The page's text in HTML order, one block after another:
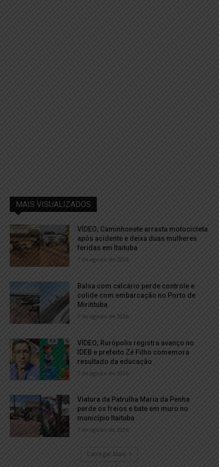
MAIS VISUALIZADOS
VÍDEO; Caminhonete arrasta motocicleta
após acidente e deixa duas mulheres
feridas em Itaituba
7 de agosto de 2026
Balsa com calcário perde controle e
colide com embarcação no Porto de
Miritituba
7 de agosto de 2026
VÍDEO; Rurópolis registra avanço no
IDEB e prefeito Zé Filho comemora
resultado da educação
7 de agosto de 2026
Viatura da Patrulha Maria da Penha
perde os freios e bate em muro no
município Itaituba
7 de agosto de 2026
Carregar Mais